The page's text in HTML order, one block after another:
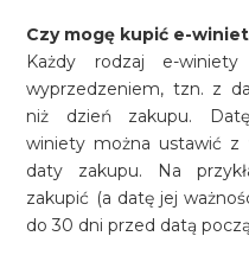
Czy mogę kupić e-
Każdy rodzaj e-
wyprzedzeniem, tzn. z
niż dzień zakupu.
winiety można ustawić
daty zakupu. Na
zakupić (a datę jej
do 30 dni przed datą